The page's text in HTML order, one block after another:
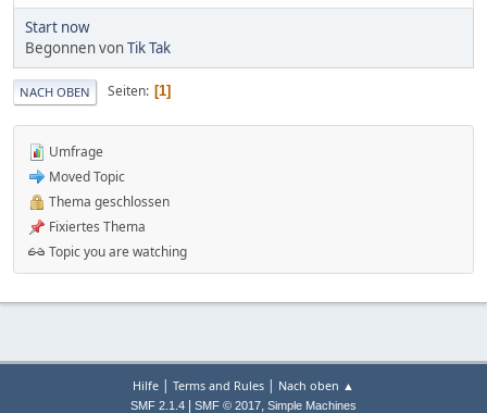
Start now
Begonnen vonTik Tak
NACH OBEN Seiten 1
Umfrage
Moved Topic
Thema geschlossen
Fixiertes Thema
Topic you are watching
Hilfe | Terms and Rules | Nach oben ▲
SMF 2.1.4 SMF © 2017, Simple Machines